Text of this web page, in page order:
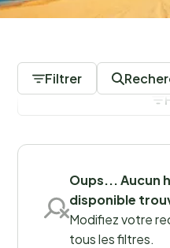
d’autres destinations.
dommage de ne pas
Filtrer
Lieux
Sauvegarder les
Oups... Aucun
disponible
Modifiez votre
tous les filtres.